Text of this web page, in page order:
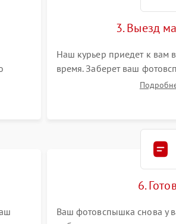
3. Выезд
Наш курьер приедет к вам
время. Заберет ваш
склад для диагностики.
6.
Ваш фотовспышка снова у